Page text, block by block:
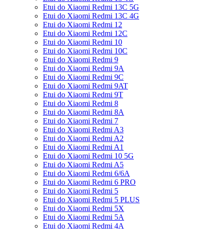
Etui do Xiaomi Redmi 13C 5G
Etui do Xiaomi Redmi 13C 4G
Etui do Xiaomi Redmi 12
Etui do Xiaomi Redmi 12C
Etui do Xiaomi Redmi 10
Etui do Xiaomi Redmi 10C
Etui do Xiaomi Redmi 9
Etui do Xiaomi Redmi 9A
Etui do Xiaomi Redmi 9C
Etui do Xiaomi Redmi 9AT
Etui do Xiaomi Redmi 9T
Etui do Xiaomi Redmi 8
Etui do Xiaomi Redmi 8A
Etui do Xiaomi Redmi 7
Etui do Xiaomi Redmi A3
Etui do Xiaomi Redmi A2
Etui do Xiaomi Redmi A1
Etui do Xiaomi Redmi 10 5G
Etui do Xiaomi Redmi A5
Etui do Xiaomi Redmi 6/6A
Etui do Xiaomi Redmi 6 PRO
Etui do Xiaomi Redmi 5
Etui do Xiaomi Redmi 5 PLUS
Etui do Xiaomi Redmi 5X
Etui do Xiaomi Redmi 5A
Etui do Xiaomi Redmi 4A